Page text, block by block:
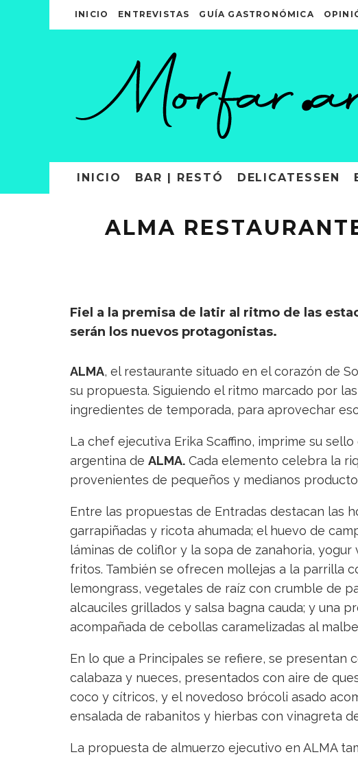
INICIO ENTREVISTAS GUÍA GASTRONÓMICA
INICIO BAR | RESTÓ DELICATESSEN
ALMA
Fiel a la premisa de latir al ritmo de las
serán los nuevos protagonistas.
ALMA, el restaurante situado en el corazón de
su propuesta. Siguiendo el ritmo marcado por
ingredientes de temporada, para aprovechar
La chef ejecutiva Erika Scaffino, imprime su
argentina de ALMA. Cada elemento celebra la
provenientes de pequeños y medianos
Entre las propuestas de Entradas destacan las
garrapiñadas y ricota ahumada; el huevo de
láminas de coliflor y la sopa de zanahoria,
fritos. También se ofrecen mollejas a la parrilla
lemongrass, vegetales de raíz con crumble de
alcauciles grillados y salsa bagna cauda; y una
acompañada de cebollas caramelizadas al
En lo que a Principales se refiere, se presentan
calabaza y nueces, presentados con aire de
coco y cítricos, y el novedoso brócoli asado
ensalada de rabanitos y hierbas con vinagreta
La propuesta de almuerzo ejecutivo en ALMA